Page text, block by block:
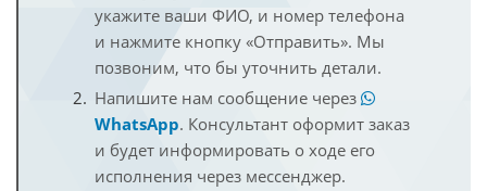
укажите ваши ФИО, и номер телефона
и нажмите кнопку «Отправить». Мы
позвоним, что бы уточнить детали.
Напишите нам сообщение через
WhatsApp. Консультант оформит заказ
и будет информировать о ходе его
исполнения через мессенджер.